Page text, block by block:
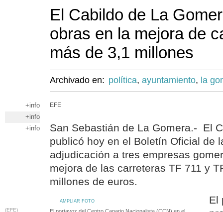
El Cabildo de La
obras en la mejora de
más de 3,1 millones
Archivado en: política, ayuntamiento, la
+info
+info
+info
EFE
San Sebastián de La Gomera.- El
publicó hoy en el Boletín Oficial de
adjudicación a tres empresas
mejora de las carreteras TF 711 y
millones de euros.
AMPLIAR FOTO
(EFE)
El